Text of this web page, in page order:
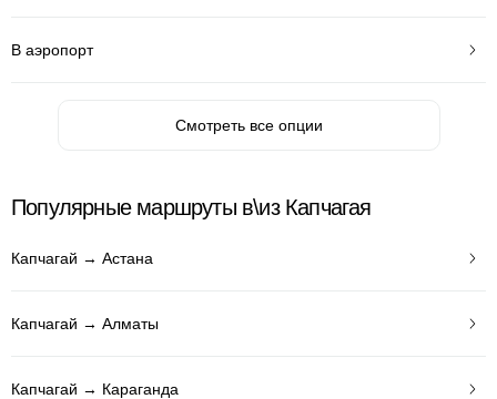
В аэропорт
Смотреть все опции
Популярные маршруты в\из Капчагая
Капчагай → Астана
Капчагай → Алматы
Капчагай → Караганда